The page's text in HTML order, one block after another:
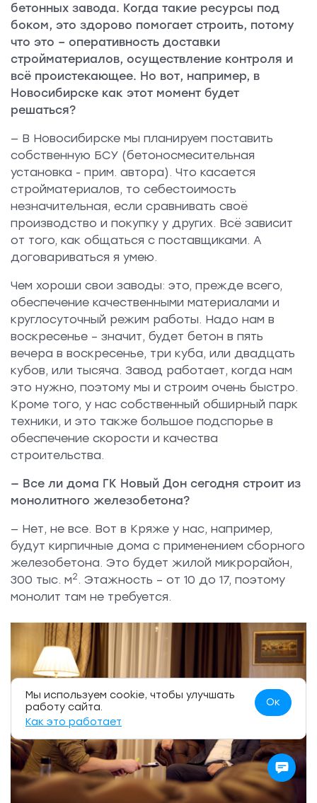
бетонных завода. Когда такие ресурсы под
боком, это здорово помогает строить, потому
что это – оперативность доставки
стройматериалов, осуществление контроля и
всё проистекающее. Но вот, например, в
Новосибирске как этот момент будет
решаться?
— В Новосибирске мы планируем поставить
собственную БСУ (бетоносмесительная
установка - прим. автора). Что касается
стройматериалов, то себестоимость
незначительная, если сравнивать своё
производство и покупку у других. Всё зависит
от того, как общаться с поставщиками. А
договариваться я умею.
Чем хороши свои заводы: это, прежде всего,
обеспечение качественными материалами и
круглосуточный режим работы. Надо нам в
воскресенье – значит, будет бетон в пять
вечера в воскресенье, три куба, или двадцать
кубов, или тысяча. Завод работает, когда нам
это нужно, поэтому мы и строим очень быстро.
Кроме того, у нас собственный обширный парк
техники, и это также большое подспорье в
обеспечение скорости и качества
строительства.
— Все ли дома ГК Новый Дон сегодня строит из
монолитного железобетона?
— Нет, не все. Вот в Кряже у нас, например,
будут кирпичные дома с применением сборного
железобетона. Это будет жилой микрорайон,
300 тыс. м2. Этажность – от 10 до 17, поэтому
монолит там не требуется.
Мы используем cookie, чтобы улучшать
работу сайта.
Как это работает
Ок